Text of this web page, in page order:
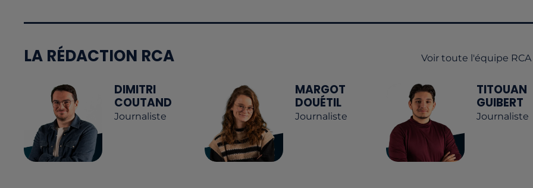
LA RÉDACTION RCA Voir toute l'équipe RCA
DIMITRI
COUTAND
Journaliste
MARGOT
DOUÉTIL
Journaliste
TITOUAN
GUIBERT
Journaliste